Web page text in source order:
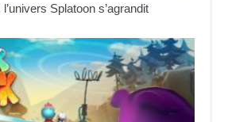
Splatoon s’agrandit